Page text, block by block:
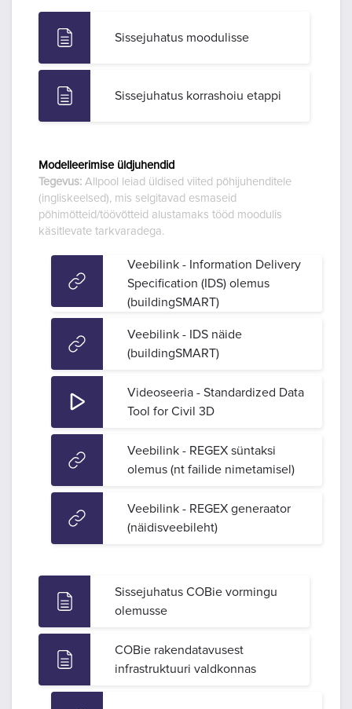
Sissejuhatus moodulisse
Sissejuhatus korrashoiu etappi
Modelleerimise üldjuhendid
Tegevus: Allpool leiad üldised viited põhijuhenditele
(ingliskeelsed), mis selgitavad esmaseid
põhimõtteid/töövõtteid alustamaks tööd moodulis
käsitlevate tarkvaradega.
Veebilink - Information Delivery
Specification (IDS) olemus
(buildingSMART)
Veebilink - IDS näide
(buildingSMART)
Videoseeria - Standardized Data
Tool for Civil 3D
Veebilink - REGEX süntaksi
olemus (nt failide nimetamisel)
Veebilink - REGEX generaator
(näidisveebileht)
Sissejuhatus COBie vormingu
olemusse
COBie rakendatavusest
infrastruktuuri valdkonnas